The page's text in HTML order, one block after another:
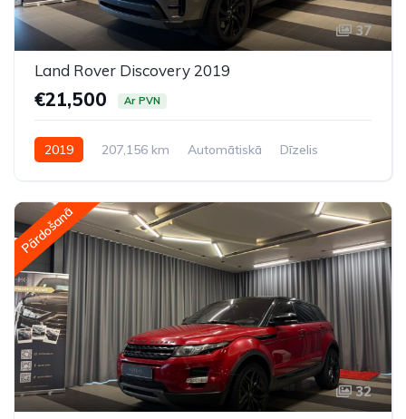
37
Land Rover Discovery 2019
€21,500 Ar PVN
2019 207,156 km Automātiskā
Dīzelis
Pārdošanā
32